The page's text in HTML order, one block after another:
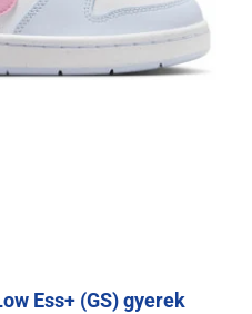
Ess+ (GS) gyerek